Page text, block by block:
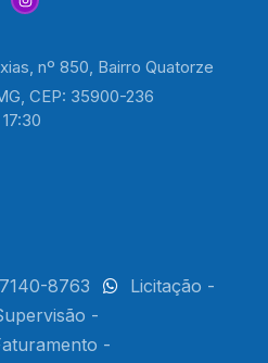
nº 850, Bairro Quatorze
CEP: 35900-236
8763
Licitação -
-
-